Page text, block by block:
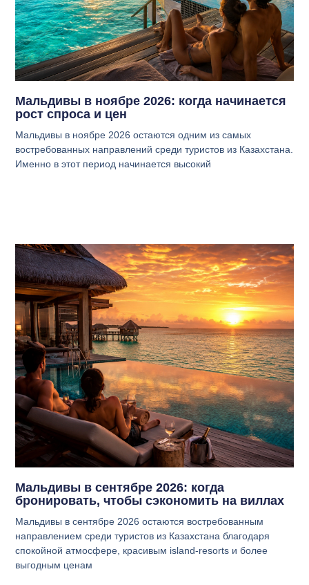
Мальдивы в ноябре 2026: когда начинается
рост спроса и цен
Мальдивы в ноябре 2026 остаются одним из самых
востребованных направлений среди туристов из Казахстана.
Именно в этот период начинается высокий
Мальдивы в сентябре 2026: когда
бронировать, чтобы сэкономить на виллах
Мальдивы в сентябре 2026 остаются востребованным
направлением среди туристов из Казахстана благодаря
спокойной атмосфере, красивым island-resorts и более
выгодным ценам